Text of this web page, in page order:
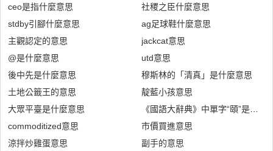
ceo是指什麼意思
stdby引腳什麼意思
主觀認定的意思
@是什麼意思
後中先是什麼意思
土地公籤王的意思
大眾平臺是什麼意思
commoditized意思
涼拌炒雞蛋意思
社稷之臣什麼意思
ag足球鞋什麼意思
jackcat意思
utd意思
穆斯林的「清真」是什麼意思
靛藍小孩意思
《國語大辭典》中單字“頤”是什麼
市價買進意思
副手的意思